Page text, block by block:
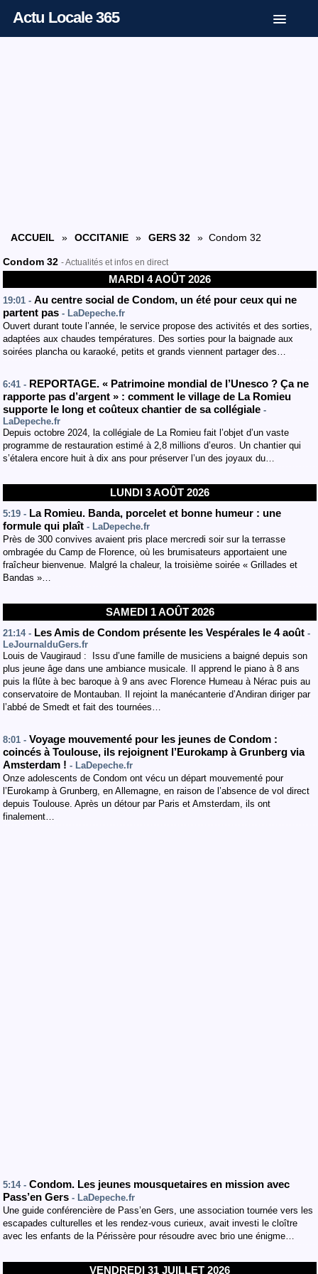
Actu Locale 365
ACCUEIL » OCCITANIE » GERS 32 » Condom 32
Condom 32 - Actualités et infos en direct
MARDI 4 AOÛT 2026
19:01 - Au centre social de Condom, un été pour ceux qui ne
partent pas - LaDepeche.fr
Ouvert durant toute l’année, le service propose des activités et des sorties,
adaptées aux chaudes températures. Des sorties pour la baignade aux
soirées plancha ou karaoké, petits et grands viennent partager des…
6:41 - REPORTAGE. « Patrimoine mondial de l’Unesco ? Ça ne
rapporte pas d’argent » : comment le village de La Romieu
supporte le long et coûteux chantier de sa collégiale -
LaDepeche.fr
Depuis octobre 2024, la collégiale de La Romieu fait l’objet d’un vaste
programme de restauration estimé à 2,8 millions d’euros. Un chantier qui
s’étalera encore huit à dix ans pour préserver l’un des joyaux du…
LUNDI 3 AOÛT 2026
5:19 - La Romieu. Banda, porcelet et bonne humeur : une
formule qui plaît - LaDepeche.fr
Près de 300 convives avaient pris place mercredi soir sur la terrasse
ombragée du Camp de Florence, où les brumisateurs apportaient une
fraîcheur bienvenue. Malgré la chaleur, la troisième soirée « Grillades et
Bandas »…
SAMEDI 1 AOÛT 2026
21:14 - Les Amis de Condom présente les Vespérales le 4 août -
LeJournalduGers.fr
Louis de Vaugiraud : Issu d’une famille de musiciens a baigné depuis son
plus jeune âge dans une ambiance musicale. Il apprend le piano à 8 ans
puis la flûte à bec baroque à 9 ans avec Florence Humeau à Nérac puis au
conservatoire de Montauban. Il rejoint la manécanterie d’Andiran diriger par
l’abbé de Smedt et fait des tournées…
8:01 - Voyage mouvementé pour les jeunes de Condom :
coincés à Toulouse, ils rejoignent l’Eurokamp à Grunberg via
Amsterdam ! - LaDepeche.fr
Onze adolescents de Condom ont vécu un départ mouvementé pour
l’Eurokamp à Grunberg, en Allemagne, en raison de l’absence de vol direct
depuis Toulouse. Après un détour par Paris et Amsterdam, ils ont
finalement…
5:14 - Condom. Les jeunes mousquetaires en mission avec
Pass’en Gers - LaDepeche.fr
Une guide conférencière de Pass’en Gers, une association tournée vers les
escapades culturelles et les rendez-vous curieux, avait investi le cloître
avec les enfants de la Périssère pour résoudre avec brio une énigme…
VENDREDI 31 JUILLET 2026